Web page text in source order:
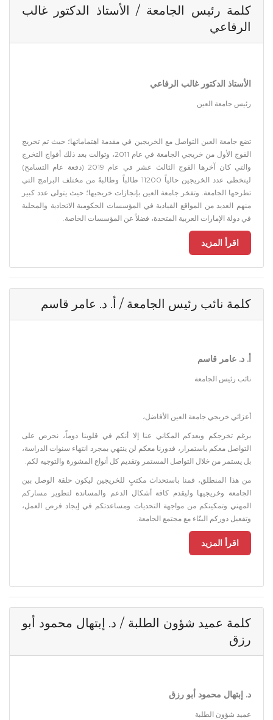
كلمة رئيس الجامعة / الأستاذ الدكتور غالب
الرفاعي
الأستاذ الدكتور غالب الرفاعي
رئيس جامعة العين
تضع جامعة العين التواصل مع الخريجين في مقدمة اهتماماتها؛ حيث تم تخريج
الفوج الأول من خريجي الجامعة في عام 2011، وتوالت بعد ذلك أفواج التخرج
والتي كان آخرها الفوج الثالث عشر في عام 2019 (دفعة عام التسامح)
ليتخطى عدد الخريجين حالياً 11200 طالباً وطالبةً من مختلف البرامج التي
تطرحها الجامعة. وتفخر جامعة العين بإنجازات خريجيها؛ حيث يتولى عدد كبير
منهم العديد من المواقع القيادية في المؤسسات الحكومية الاتحادية والمحلية
في دولة الإمارات العربية المتحدة، فضلاً عن المؤسسات الخاصة.
اقرأ المزيد
كلمة نائب رئيس الجامعة / أ. د. عامر قاسم
أ. د. عامر قاسم
نائب رئيس الجامعة
أعزائي خريجي جامعة العين الأفاضل،
برغم تخرجكم وبعدكم المكاني عنا إلا أنكم في قلوبنا دوماً، نحرص على
التواصل معكم باستمرار، فدورنا معكم لن ينتهي بمجرد انتهاء سنوات الدراسة،
بل يستمر من خلال التواصل المستمر وتقديم كل أنواع المشورة والتوجيه لكم.
من هذا المنطلق، قمنا باستحداث مكتبٍ للخريجين ليكون حلقة الوصل بين
الجامعة وخريجيها وليقدم كافة أشكال الدعم والمساندة لتطوير مساركم
المهني وتمكينكم من مواجهة التحديات ومساعدتكم في إيجاد فرص العمل،
وتفعيل دوركم البنّاء مع مجتمع الجامعة.
اقرأ المزيد
كلمة عميد شؤون الطلبة / د. إبتهال محمود أبو
رزق
د. إبتهال محمود أبو رزق
عميد شؤون الطلبة